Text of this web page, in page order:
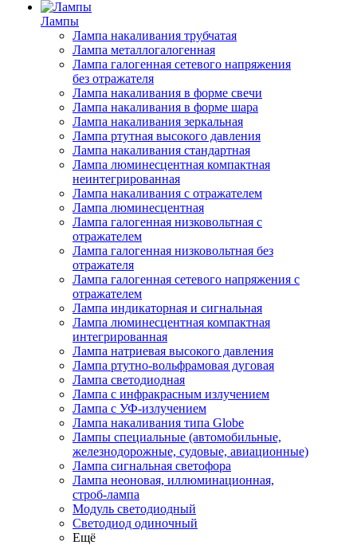
Лампы
Лампа накаливания трубчатая
Лампа металлогалогенная
Лампа галогенная сетевого напряжения
без отражателя
Лампа накаливания в форме свечи
Лампа накаливания в форме шара
Лампа накаливания зеркальная
Лампа ртутная высокого давления
Лампа накаливания стандартная
Лампа люминесцентная компактная
неинтегрированная
Лампа накаливания с отражателем
Лампа люминесцентная
Лампа галогенная низковольтная с
отражателем
Лампа галогенная низковольтная без
отражателя
Лампа галогенная сетевого напряжения с
отражателем
Лампа индикаторная и сигнальная
Лампа люминесцентная компактная
интегрированная
Лампа натриевая высокого давления
Лампа ртутно-вольфрамовая дуговая
Лампа светодиодная
Лампа с инфракрасным излучением
Лампа с УФ-излучением
Лампа накаливания типа Globe
Лампы специальные (автомобильные,
железнодорожные, судовые, авиационные)
Лампа сигнальная светофора
Лампа неоновая, иллюминационная,
строб-лампа
Модуль светодиодный
Светодиод одиночный
Ещё